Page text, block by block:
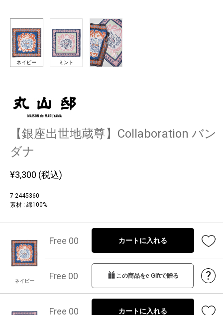
ネイビー ミント
【銀座出世地蔵尊】Collaboration バン
ダナ
¥3,300 (税込)
7-2445360
素材 : 綿100%
ネイビー
Free 00 カートに入れる
Free 00 この商品をe Giftで贈る ?
Free 00 カートに入れる